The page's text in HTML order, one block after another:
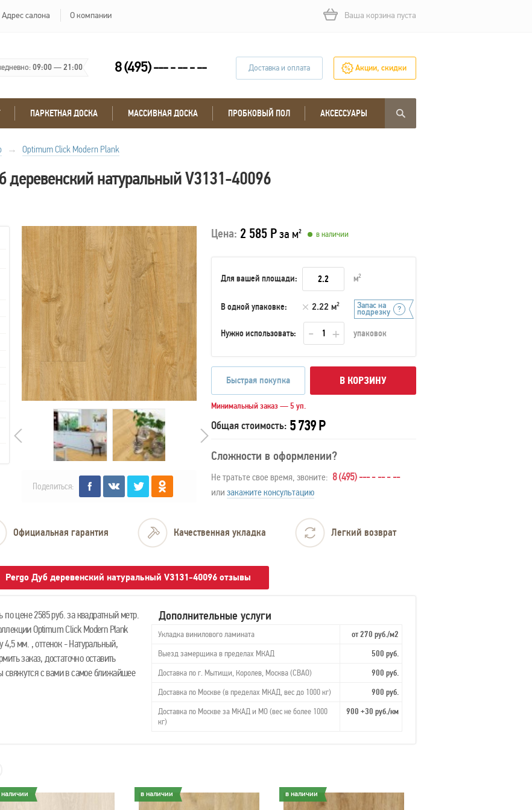
Адрес салона О компании Ваша корзина пуста
09:00—21:00 8 (495) --- - -- - -- Доставка и оплата Акции, скидки
ПАРКЕТНАЯ ДОСКА МАССИВНАЯ ДОСКА ПРОБКОВЫЙ ПОЛ АКСЕССУАРЫ
→ Optimum Click Modern Plank
натуральный V3131-40096
Поделиться:
Цена: 2 585 Рза м2 в наличии
Для вашей площади: м2
В одной упаковке: 2.22 м2
Нужно использовать: упаковок
Запас на
подрезку
Быстрая покупка В КОРЗИНУ
Минимальный заказ — 5 уп.
Общая стоимость: 5 739 Р
Сложности в оформлении?
Не тратьте свое время, звоните: 8 (495) --- - -- - --
или закажите консультацию
Официальная гарантия Качественная укладка Легкий возврат
Pergo Дуб деревенский натуральный V3131-40096 отзывы
цене 2585 руб. за квадратный метр.
Optimum Click Modern Plank
4,5 мм. , оттенок - Натуральный,
заказ, достаточно оставить
свяжутся с вами в самое ближайшее
Дополнительные услуги
Укладка винилового ламината
от 270 руб./м2
Выезд замерщика в пределах МКАД
500 руб.
Доставка по г. Мытищи, Королев, Москва (СВАО)
900 руб.
Доставка по Москве (в пределах МКАД, вес до 1000 кг)
900 руб.
Доставка по Москве за МКАД и МО (вес не более 1000
кг)
900 +30 руб./км
наличии в наличии в наличии